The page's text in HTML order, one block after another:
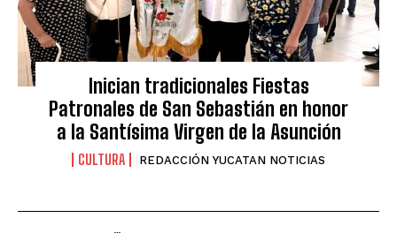
Inician tradicionales Fiestas
Patronales de San Sebastián en honor
a la Santísima Virgen de la Asunción
CULTURA REDACCIÓN YUCATAN NOTICIAS